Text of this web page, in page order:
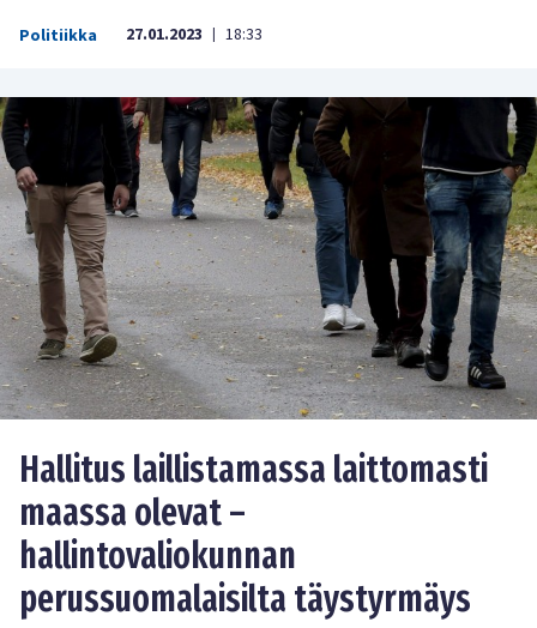
Politiikka 27.01.2023 | 18:33
Hallitus laillistamassa laittomasti
maassa olevat –
hallintovaliokunnan
perussuomalaisilta täystyrmäys